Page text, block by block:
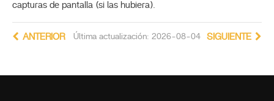
capturas de pantalla (si las hubiera).
Última actualización: 2026-08-04
ANTERIOR SIGUIENTE